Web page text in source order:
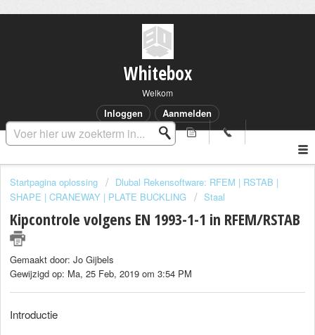
Whitebox
Welkom
Inloggen Aanmelden
Startpagina oplossing
Dlubal Rekensoftware: RFEM | RSTAB |
SHAPE | CRANEWAY | PLATE BUCKLING
Staal
Kipcontrole volgens EN 1993-1-1 in RFEM/RSTAB
Gemaakt door: Jo Gijbels
Gewijzigd op: Ma, 25 Feb, 2019 om 3:54 PM
Introductie